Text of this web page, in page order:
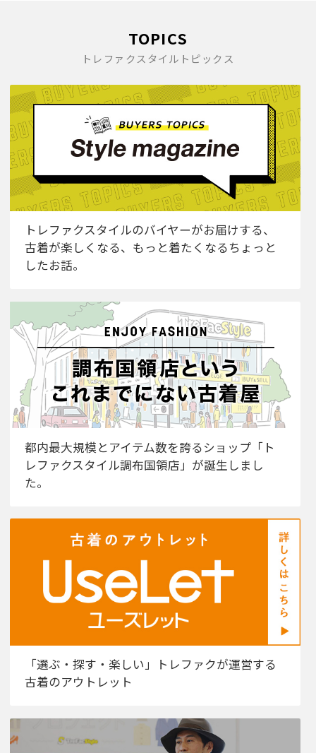
TOPICS
トレファクスタイルトピックス
トレファクスタイルのバイヤーがお届けする、
古着が楽しくなる、もっと着たくなるちょっと
したお話。
都内最大規模とアイテム数を誇るショップ「ト
レファクスタイル調布国領店」が誕生しまし
た。
「選ぶ・探す・楽しい」トレファクが運営する
古着のアウトレット